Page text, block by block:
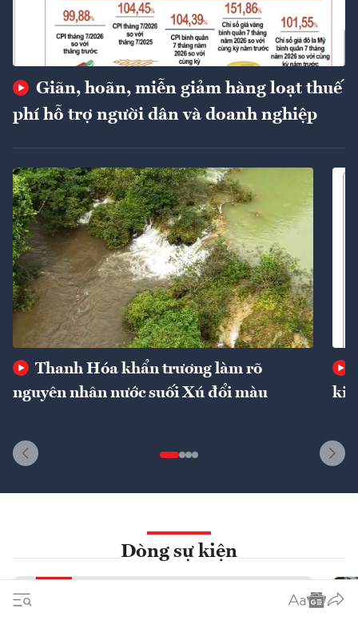
Giãn, hoãn, miễn giảm hàng loạt thuế
phí hỗ trợ người dân và doanh nghiệp
Thanh Hóa khẩn trương làm rõ
nguyên nhân nước suối Xú đổi màu
Dòng sự kiện